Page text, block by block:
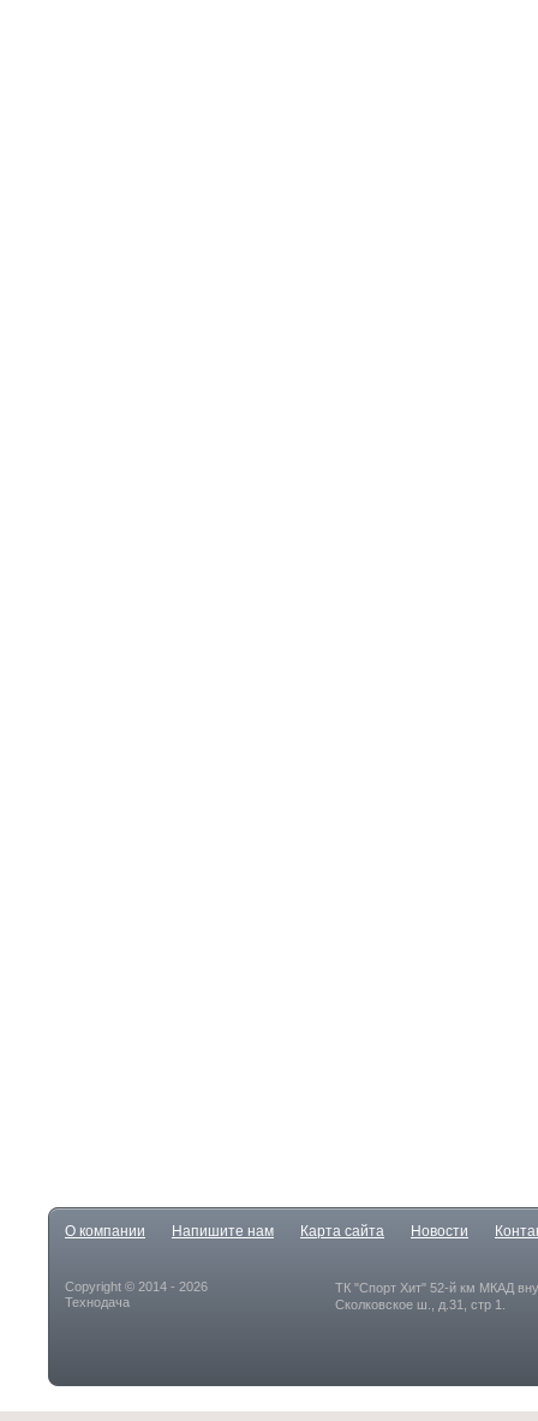
О компании Напишите нам Карта сайта Новости
Copyright © 2014 - 2026
Технодача
ТК "Спорт Хит" 52-й км МКАД
Сколковское ш., д.31, стр 1.